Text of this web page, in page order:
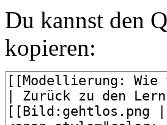
Du kannst den
kopieren: